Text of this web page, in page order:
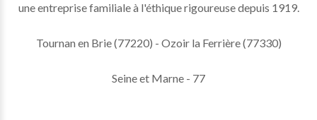
une entreprise familiale à l'éthique rigoureuse depuis 1919.
Tournan en Brie (77220) - Ozoir la Ferrière (77330)
Seine et Marne - 77